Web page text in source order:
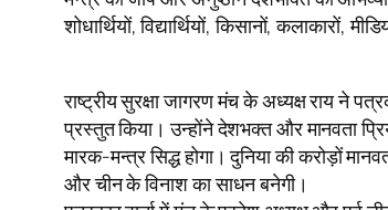
शोधार्थियों, विद्यार्थियों, किसानों, कलाकारों,
राष्ट्रीय सुरक्षा जागरण मंच के अध्यक्ष राय ने
प्रस्तुत किया। उन्होंने देशभक्त और मानवता
मारक-मन्त्र सिद्ध होगा। दुनिया की करोड़ों
और चीन के विनाश का साधन बनेगी।